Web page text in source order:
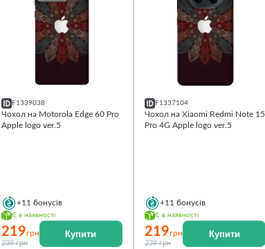
F1339038
Чохол на Motorola Edge 60 Pro
Apple logo ver.5
+11 бонусів
Є в наявності
219грн
239 грн
Купити
F1337104
Чохол на Xiaomi Redmi Note 15
Pro 4G Apple logo ver.5
+11 бонусів
Є в наявності
219грн
239 грн
Купити